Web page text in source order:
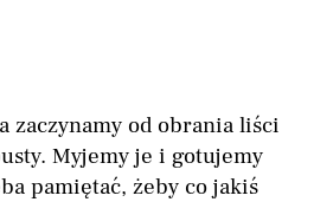
zaczynamy od obrania liści
Myjemy je i gotujemy
pamiętać, żeby co jakiś